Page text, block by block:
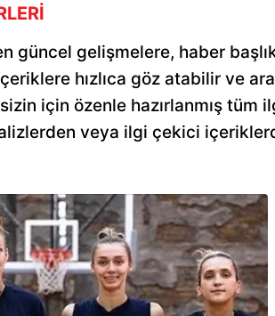
güncel gelişmelere, haber
hızlıca göz atabilir ve
için özenle hazırlanmış tüm
veya ilgi çekici